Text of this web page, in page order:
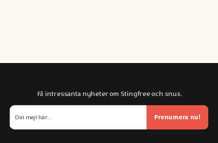
Få intressanta nyheter om Stingfree och snus.
Prenumera nu!